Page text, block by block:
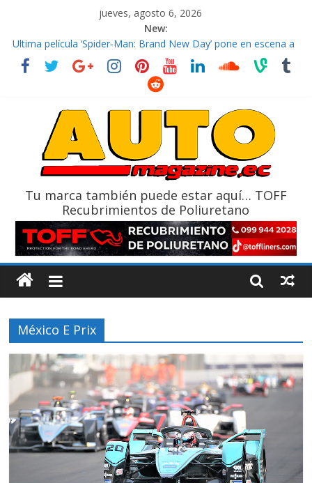
jueves, agosto 6, 2026
New:
El costo de tener un vehículo gana protagonismo a la hora de
decidir
Ultima película ‘Spider‑Man: Brand New Day’ pone en escena a
La Vuelta al Ecuador 2026, edición 47ª, recorre 7 provincias en 8
La FEDAK recibe 12 Sinotruk Bolden para cubrir las rutas de La
Tu marca también puede estar aquí… TOFF
Recubrimientos de Poliuretano
México E Prix